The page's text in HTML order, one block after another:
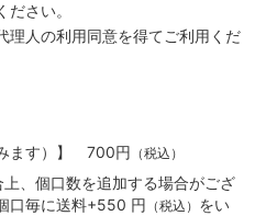
さい。
理人の利用同意を得てご利用くだ
ます）】 700円 （税込）
、個口数を追加する場合がござ
口毎に送料+550 円 （税込） をい